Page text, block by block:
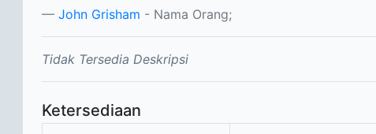
John Grisham - Nama Orang;
Tidak Tersedia Deskripsi
Ketersediaan